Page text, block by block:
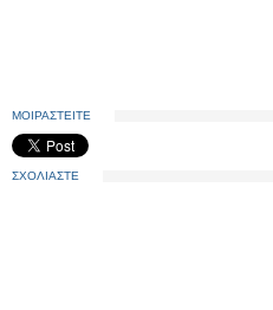
ΜΟΙΡΑΣΤΕΙΤΕ
ΣΧΟΛΙΑΣΤΕ